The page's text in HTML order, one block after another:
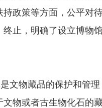
政策等方面，公平对
止，明确了设立博物
物藏品的保护和管理
物或者古生物化石的